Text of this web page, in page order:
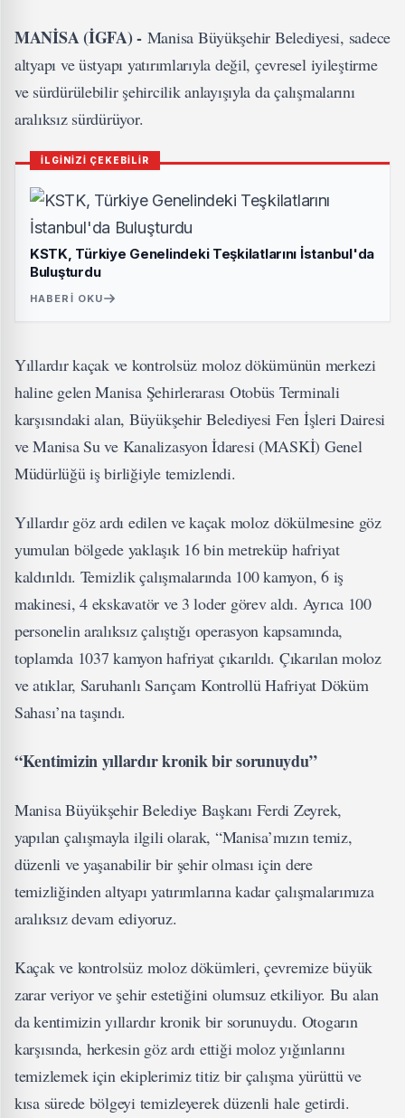
MANİSA (İGFA) - Manisa Büyükşehir Belediyesi, sadece
altyapı ve üstyapı yatırımlarıyla değil, çevresel iyileştirme
ve sürdürülebilir şehircilik anlayışıyla da çalışmalarını
aralıksız sürdürüyor.
İLGİNİZİ ÇEKEBİLİR
KSTK, Türkiye Genelindeki Teşkilatlarını İstanbul'da
Buluşturdu
HABERI OKU
Yıllardır kaçak ve kontrolsüz moloz dökümünün merkezi
haline gelen Manisa Şehirlerarası Otobüs Terminali
karşısındaki alan, Büyükşehir Belediyesi Fen İşleri Dairesi
ve Manisa Su ve Kanalizasyon İdaresi (MASKİ) Genel
Müdürlüğü iş birliğiyle temizlendi.
Yıllardır göz ardı edilen ve kaçak moloz dökülmesine göz
yumulan bölgede yaklaşık 16 bin metreküp hafriyat
kaldırıldı. Temizlik çalışmalarında 100 kamyon, 6 iş
makinesi, 4 ekskavatör ve 3 loder görev aldı. Ayrıca 100
personelin aralıksız çalıştığı operasyon kapsamında,
toplamda 1037 kamyon hafriyat çıkarıldı. Çıkarılan moloz
ve atıklar, Saruhanlı Sarıçam Kontrollü Hafriyat Döküm
Sahası’na taşındı.
“Kentimizin yıllardır kronik bir sorunuydu”
Manisa Büyükşehir Belediye Başkanı Ferdi Zeyrek,
yapılan çalışmayla ilgili olarak, “Manisa’mızın temiz,
düzenli ve yaşanabilir bir şehir olması için dere
temizliğinden altyapı yatırımlarına kadar çalışmalarımıza
aralıksız devam ediyoruz.
Kaçak ve kontrolsüz moloz dökümleri, çevremize büyük
zarar veriyor ve şehir estetiğini olumsuz etkiliyor. Bu alan
da kentimizin yıllardır kronik bir sorunuydu. Otogarın
karşısında, herkesin göz ardı ettiği moloz yığınlarını
temizlemek için ekiplerimiz titiz bir çalışma yürüttü ve
kısa sürede bölgeyi temizleyerek düzenli hale getirdi.